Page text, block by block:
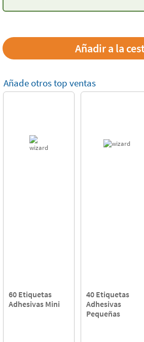
Añade otros top ventas
60 Etiquetas
Adhesivas Mini
40 Etiquetas
Adhesivas
Pequeñas